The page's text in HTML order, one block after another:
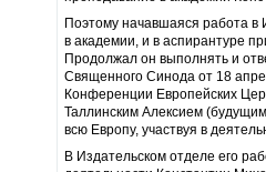
Поэтому начавшаяся работа в
в академии, и в аспирантуре
Продолжал он выполнять и
Священного Синода от 18
Конференции Европейских
Таллинским Алексием
всю Европу, участвуя в
В Издательском отделе его